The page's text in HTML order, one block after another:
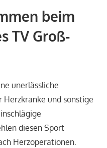
beim
TV Groß-
unerlässliche
und sonstige
diesen Sport
Herzoperationen.